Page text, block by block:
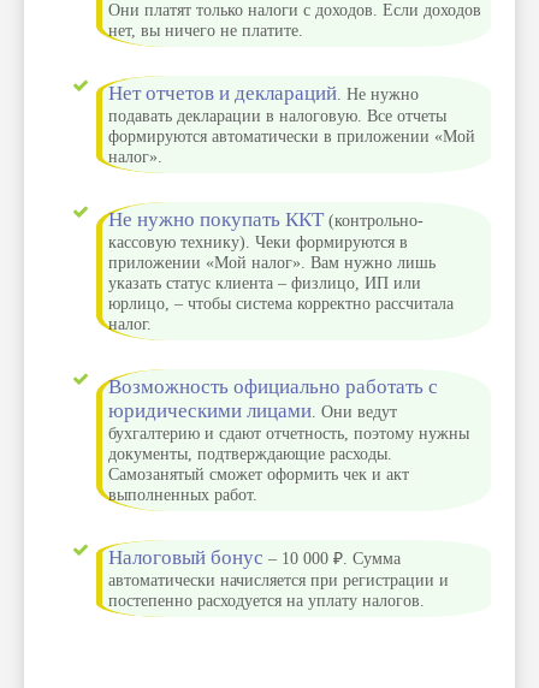
Они платят только налоги с доходов. Если доходов
нет, вы ничего не платите.
Нет отчетов и деклараций. Не нужно
подавать декларации в налоговую. Все отчеты
формируются автоматически в приложении «Мой
налог».
Не нужно покупать ККТ (контрольно-
кассовую технику). Чеки формируются в
приложении «Мой налог». Вам нужно лишь
указать статус клиента – физлицо, ИП или
юрлицо, – чтобы система корректно рассчитала
налог.
Возможность официально работать с
юридическими лицами. Они ведут
бухгалтерию и сдают отчетность, поэтому нужны
документы, подтверждающие расходы.
Самозанятый сможет оформить чек и акт
выполненных работ.
Налоговый бонус – 10 000 ₽. Сумма
автоматически начисляется при регистрации и
постепенно расходуется на уплату налогов.